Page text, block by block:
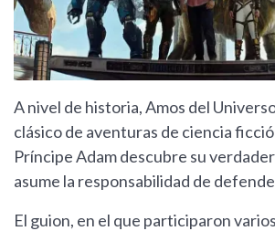
A nivel de historia, Amos del
clásico de aventuras de ciencia
Príncipe Adam descubre su
asume la responsabilidad de
El guion, en el que participaron